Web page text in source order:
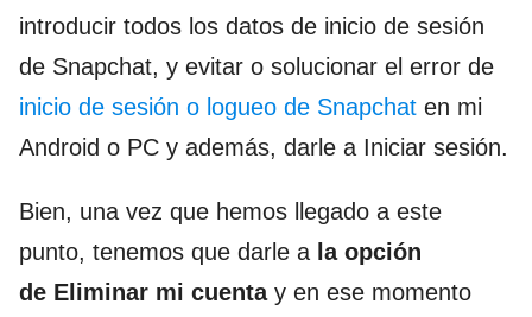
introducir todos los datos de inicio de sesión
de Snapchat, y evitar o solucionar el error de
inicio de sesión o logueo de Snapchat en mi
Android o PC y además, darle a Iniciar sesión.
Bien, una vez que hemos llegado a este
punto, tenemos que darle a la opción
de Eliminar mi cuentay en ese momento